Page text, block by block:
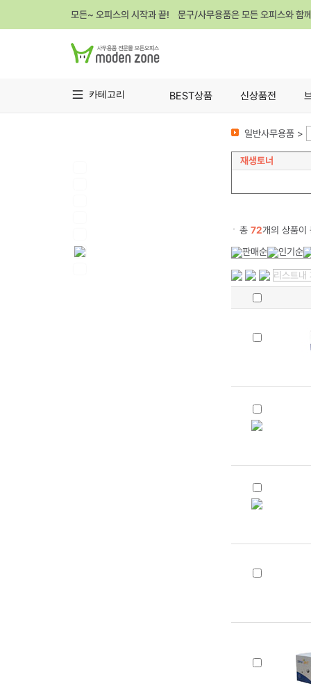
모든~ 오피스의 시작과 끝! 문구/사무용품은 모든 오피스와 함
카테고리 BEST상품 신상품전
일반사무용품 >
재생토너
총 72개의 상품이